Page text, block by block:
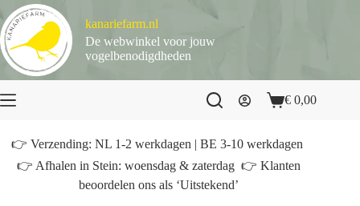
naar
de
inhoud
kanariefarm.nl
De webwinkel voor jouw
vogelbenodigdheden
Winkelwagen
€ 0,00
👉 Verzending: NL 1-2 werkdagen | BE 3-10 werkdagen
👉 Afhalen in Stein: woensdag & zaterdag 👉 Klanten
beoordelen ons als ‘Uitstekend’